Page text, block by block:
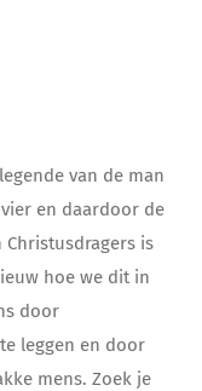
van de man
en daardoor de
is
hoe we dit in
door
leggen en door
mens. Zoek je